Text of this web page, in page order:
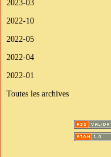
2023-03
2022-10
2022-05
2022-04
2022-01
Toutes les archives